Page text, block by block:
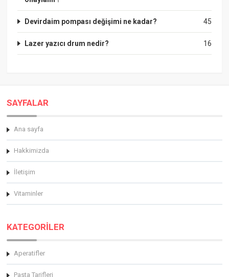
45
Devirdaim pompası değişimi ne kadar?
16
Lazer yazıcı drum nedir?
SAYFALAR
Ana sayfa
Hakkimizda
İletişim
Vitaminler
KATEGORİLER
Aperatifler
Pasta Tarifleri